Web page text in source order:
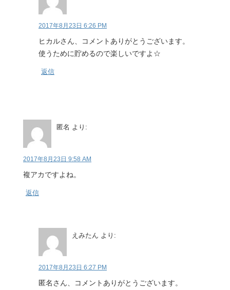
2017年8月23日 6:26 PM
ヒカルさん、コメントありがとうございます。
使うために貯めるので楽しいですよ☆
返信
匿名 より:
2017年8月23日 9:58 AM
複アカですよね。
返信
えみたん より:
2017年8月23日 6:27 PM
匿名さん、コメントありがとうございます。